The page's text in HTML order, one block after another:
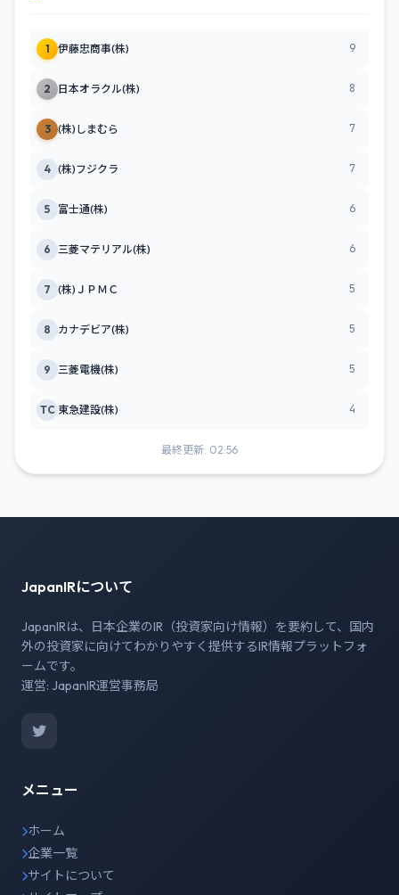
1 伊藤忠商事(株) 9
2 日本オラクル(株) 8
3 (株)しまむら 7
4 (株)フジクラ 7
5 富士通(株) 6
6 三菱マテリアル(株) 6
7 (株)ＪＰＭＣ 5
8 カナデビア(株) 5
9 三菱電機(株) 5
TC 東急建設(株) 4
最終更新: 02:56
JapanIRについて
JapanIRは、日本企業のIR（投資家向け情報）を要約して、国内
外の投資家に向けてわかりやすく提供するIR情報プラットフォ
ームです。
運営: JapanIR運営事務局
メニュー
ホーム
企業一覧
サイトについて